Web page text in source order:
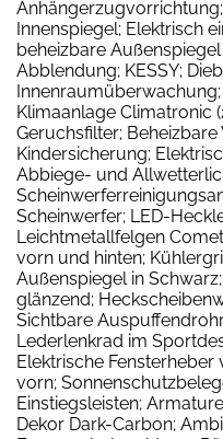
Innenspiegel; Elektrisch
beheizbare
Abblendung; KESSY;
Klimaanlage Climatronic
Geruchsfilter;
Kindersicherung;
Abbiege- und
Scheinwerfer; LED-
Leichtmetallfelgen
vorn und hinten;
Außenspiegel in
glänzend;
Sichtbare
Lederlenkrad im
Elektrische
vorn;
Einstiegsleisten;
Dekor Dark-Carbon;